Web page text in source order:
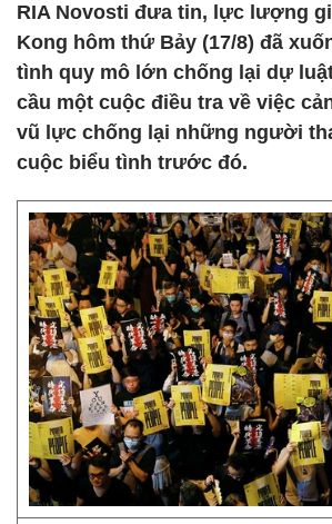
RIA Novosti đưa tin, lực lượng
Kong hôm thứ Bảy (17/8) đã
tình quy mô lớn chống lại dự
cầu một cuộc điều tra về việc
vũ lực chống lại những người
cuộc biểu tình trước đó.